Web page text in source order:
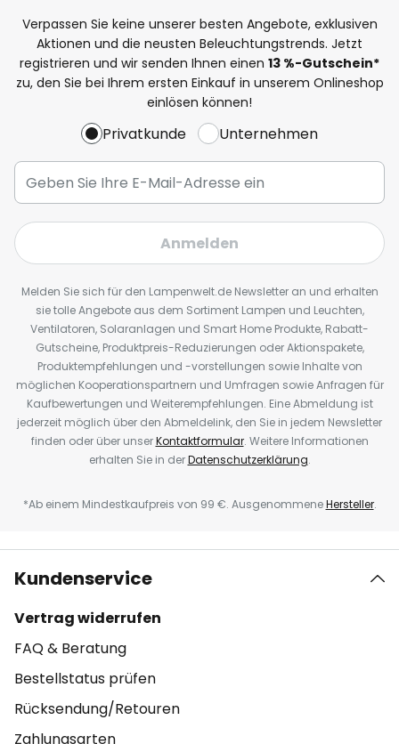
Verpassen Sie keine unserer besten Angebote, exklusiven
Aktionen und die neusten Beleuchtungstrends. Jetzt
registrieren und wir senden Ihnen einen 13 %-Gutschein*
zu, den Sie bei Ihrem ersten Einkauf in unserem Onlineshop
einlösen können!
Privatkunde Unternehmen
Anmelden
Melden Sie sich für den Lampenwelt.de Newsletter an und erhalten
sie tolle Angebote aus dem Sortiment Lampen und Leuchten,
Ventilatoren, Solaranlagen und Smart Home Produkte, Rabatt-
Gutscheine, Produktpreis-Reduzierungen oder Aktionspakete,
Produktempfehlungen und -vorstellungen sowie Inhalte von
möglichen Kooperationspartnern und Umfragen sowie Anfragen für
Kaufbewertungen und Weiterempfehlungen. Eine Abmeldung ist
jederzeit möglich über den Abmeldelink, den Sie in jedem Newsletter
finden oder über unserKontaktformular. Weitere Informationen
erhalten Sie in derDatenschutzerklärung.
*Ab einem Mindestkaufpreis von 99 €. AusgenommeneHersteller.
Kundenservice
Vertrag widerrufen
FAQ & Beratung
Bestellstatus prüfen
Rücksendung/Retouren
Zahlungsarten